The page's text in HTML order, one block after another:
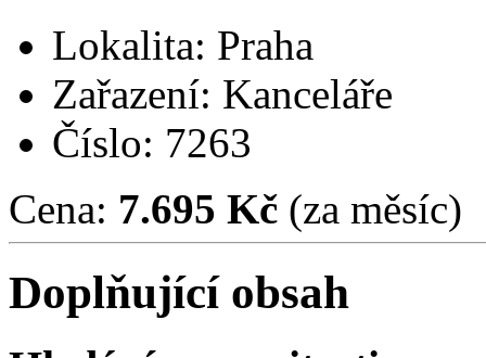
Lokalita: Praha
Zařazení: Kanceláře
Číslo: 7263
Cena: 7.695 Kč (za měsíc)
Doplňující obsah